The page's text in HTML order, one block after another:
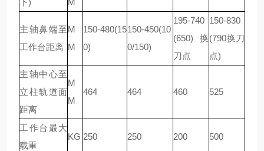
下)
M
主轴鼻端至
工作台距离
M
M
150-480(15
0)
150-450(10
0/150)
195-740
(650)换
刀点
150-830
(790换刀
点)
主轴中心至
立柱轨道面
距离
M
M
464 464 460 525
工作台最大
载重
KG 250 250 200 500